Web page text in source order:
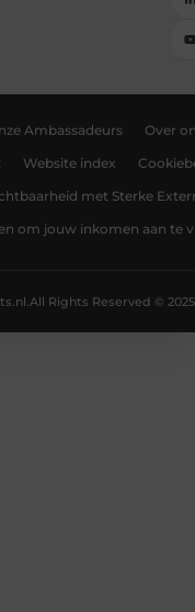
Ambassadeurs Over
Website index
met Sterke
om jouw inkomen aan te
All Rights Reserved © 2025